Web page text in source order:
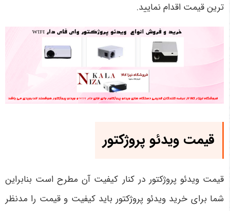
ترین قیمت اقدام نمایید.
قیمت ویدئو پروژکتور
قیمت ویدئو پروژکتور در کنار کیفیت آن مطرح است بنابراین
شما برای خرید ویدئو پروژکتور باید کیفیت و قیمت را مدنظر